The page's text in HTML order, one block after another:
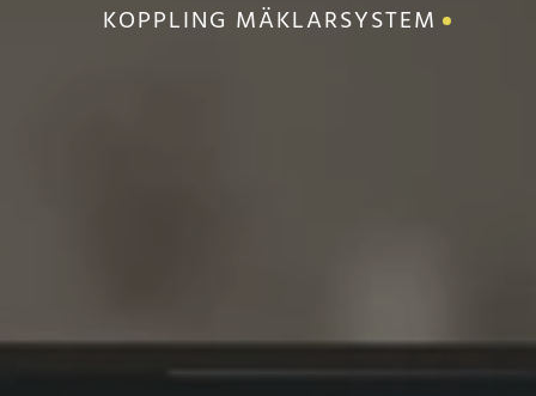
KOPPLING MÄKLARSYSTEM